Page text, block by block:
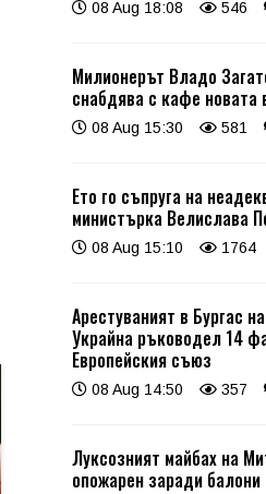
08 Aug 18:08 546
Милионерът Владо
снабдява с кафе новата
08 Aug 15:30 581
Ето го съпруга на
министърка Велислава
08 Aug 15:10 1764
Арестуваният в Бургас
Украйна ръководел 14
Европейския съюз
08 Aug 14:50 357
Луксозният майбах на
опожарен заради балони